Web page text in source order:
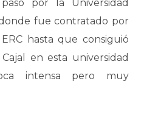
por la Universidad
fue contratado por
hasta que consiguió
en esta universidad
intensa pero muy